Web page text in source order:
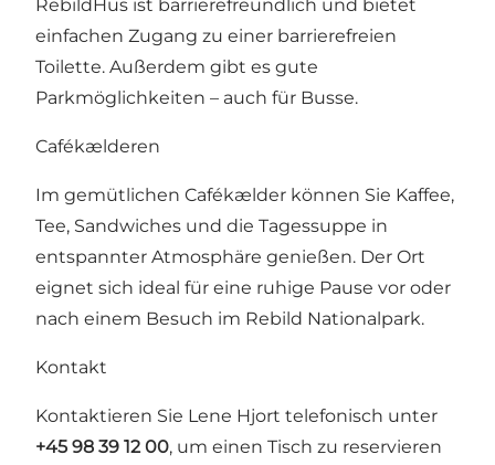
RebildHus ist barrierefreundlich und bietet
einfachen Zugang zu einer barrierefreien
Toilette. Außerdem gibt es gute
Parkmöglichkeiten – auch für Busse.
Cafékælderen
Im gemütlichen Cafékælder können Sie Kaffee,
Tee, Sandwiches und die Tagessuppe in
entspannter Atmosphäre genießen. Der Ort
eignet sich ideal für eine ruhige Pause vor oder
nach einem Besuch im Rebild Nationalpark.
Kontakt
Kontaktieren Sie Lene Hjort telefonisch unter
+45 98 39 12 00, um einen Tisch zu reservieren